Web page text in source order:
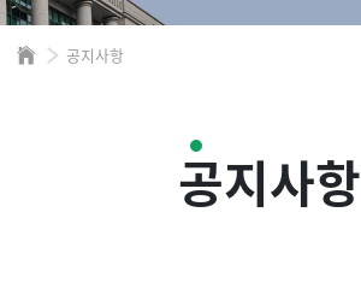
공지사항
공지사항